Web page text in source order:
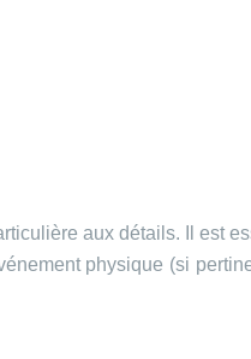
aux détails. Il est
physique (si